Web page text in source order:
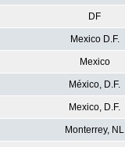
DF
Mexico D.F.
Mexico
México, D.F.
Mexico, D.F.
Monterrey, NL